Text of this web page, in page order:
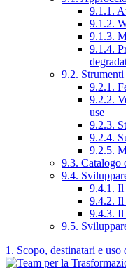
9.1.1.
9.1.2.
9.1.3.
9.1.4.
9.2.
9.2.1.
9.2.2.
use
9.2.3.
9.2.4.
9.2.5.
9.3. Catalogo
9.4.
9.4.1. Il
9.4.2. Il
9.4.3.
9.5.
1. Scopo, destinatari e